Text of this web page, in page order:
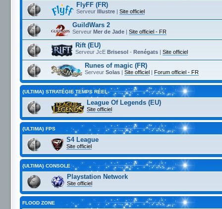
FlyFF (FR)
Serveur Illustre | Site officiel
GuildWars 2
Serveur Mer de Jade | Site officiel - FR
Rift (EU)
Serveur JcE Brisesol - Renégats | Site officiel
Runes of magic (FR)
Serveur Solas | Site officiel | Forum officiel - FR
{ULTIMA} STRATÉGIE TEMPS RÉEL
League Of Legends (EU)
Site officiel
{ULTIMA} FPS
S4 League
Site officiel
{ULTIMA} CONSOLE
Playstation Network
Site officiel
FLOOD ZONE